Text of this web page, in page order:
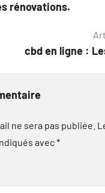
rénovations.
cbd en ligne :
ne sera pas publiée.
avec*